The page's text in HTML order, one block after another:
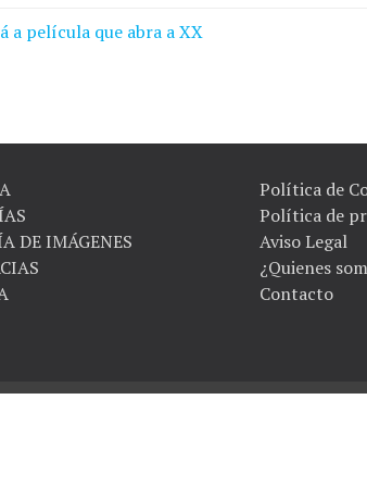
a película que abra a XX
DE IMÁGENES
Política de
Política de
Aviso Legal
¿Quienes
Contacto